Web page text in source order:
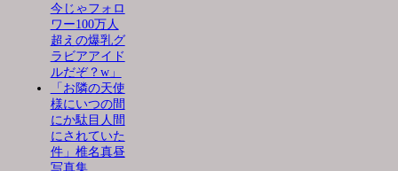
今じゃフォロ
ワー100万人
超えの爆乳グ
ラビアアイド
ルだぞ？w」
「お隣の天使
様にいつの間
にか駄目人間
にされていた
件」椎名真昼
写真集